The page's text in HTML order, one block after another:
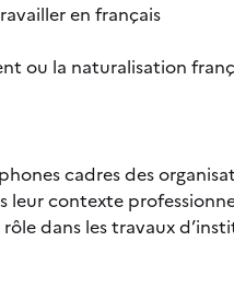
en français
ou la naturalisation
cadres des
leur contexte
dans les travaux